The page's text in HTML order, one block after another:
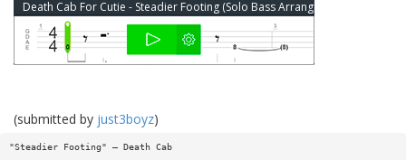
(submitted by just3boyz)
"Steadier Footing" — Death Cab